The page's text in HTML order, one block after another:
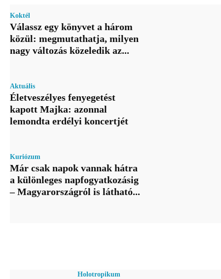
Koktél
Válassz egy könyvet a három
közül: megmutathatja, milyen
nagy változás közeledik az...
Aktuális
Életveszélyes fenyegetést
kapott Majka: azonnal
lemondta erdélyi koncertjét
Kuriózum
Már csak napok vannak hátra
a különleges napfogyatkozásig
– Magyarországról is látható...
Holotropikum